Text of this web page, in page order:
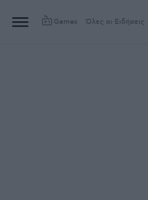
Games Όλες οι Ειδήσεις